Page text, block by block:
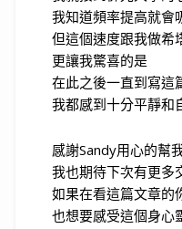
我知道頻率提高就會
但這個速度跟我做希
更讓我驚喜的是
在此之後一直到寫這
我都感到十分平靜和
感謝Sandy用心的幫
我也期待下次有更多
如果在看這篇文章的
也想要感受這個身心